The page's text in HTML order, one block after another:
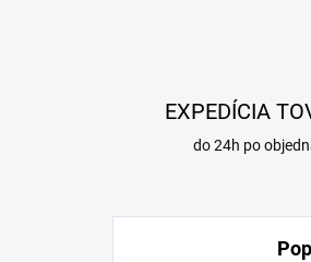
EXPEDÍCIA
do 24h po